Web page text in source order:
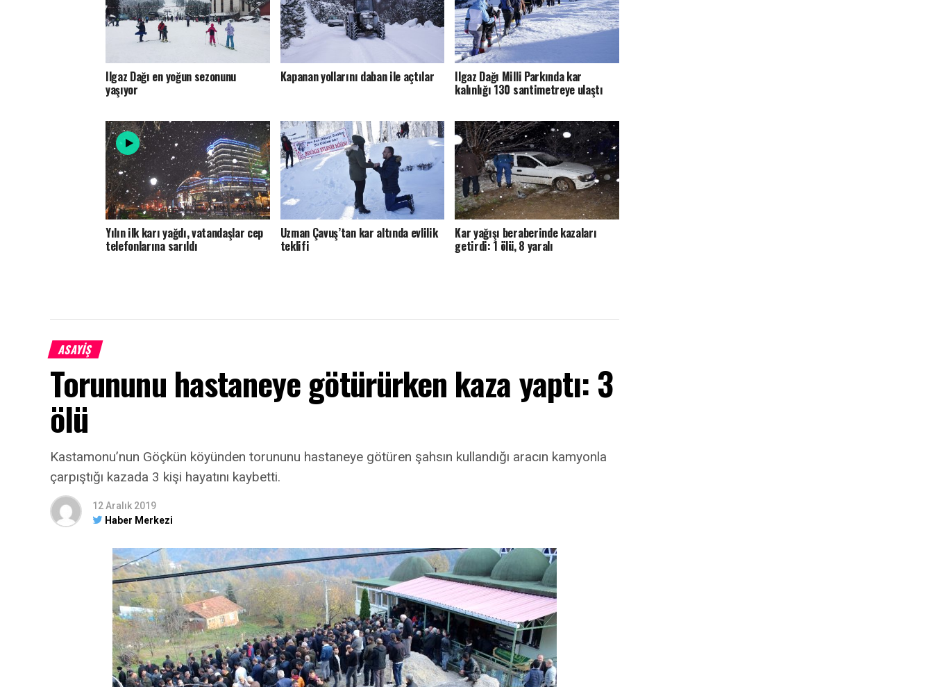
Ilgaz Dağı en yoğun sezonunu
yaşıyor
Kapanan yollarını daban ile açtılar Ilgaz Dağı Milli Parkında kar
kalınlığı 130 santimetreye ulaştı
Yılın ilk karı yağdı, vatandaşlar cep
telefonlarına sarıldı
Uzman Çavuş’tan kar altında evlilik
teklifi
Kar yağışı beraberinde kazaları
getirdi: 1 ölü, 8 yaralı
ASAYİŞ
Torununu hastaneye götürürken kaza yaptı: 3
ölü
Kastamonu’nun Göçkün köyünden torununu hastaneye götüren şahsın kullandığı aracın kamyonla
çarpıştığı kazada 3 kişi hayatını kaybetti.
12 Aralık 2019
Haber Merkezi